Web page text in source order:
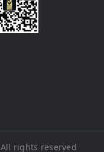
All rights reserved